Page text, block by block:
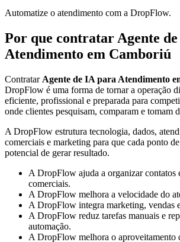
Automatize o atendimento com a DropFlow.
Por que contratar Agente
Atendimento em Camboriú
Contratar Agente de IA para Atendimento
DropFlow é uma forma de tornar a operação
eficiente, profissional e preparada para
onde clientes pesquisam, comparam e tomam
A DropFlow estrutura tecnologia, dados,
comerciais e marketing para que cada ponto
potencial de gerar resultado.
A DropFlow ajuda a organizar contatos
comerciais.
A DropFlow melhora a velocidade do
A DropFlow integra marketing, vendas
A DropFlow reduz tarefas manuais e
automação.
A DropFlow melhora o aproveitamento